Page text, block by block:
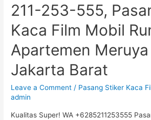
211-253-555,
Kaca Film Mobil
Apartemen
Jakarta Barat
Leave a Comment / Pasang Stiker Kaca
admin
Kualitas Super! WA +6285211253555